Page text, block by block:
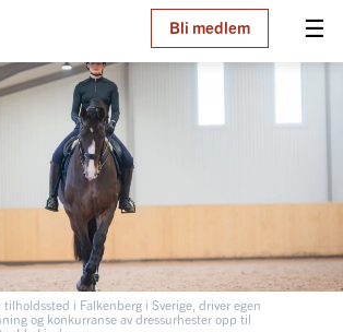
☰
Bli medlem
i Falkenberg i Sverige, driver egen
og konkurranse av dressurhester opp til